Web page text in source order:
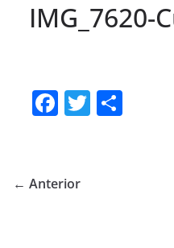
IMG_7620-
F
e
T
← Anterior